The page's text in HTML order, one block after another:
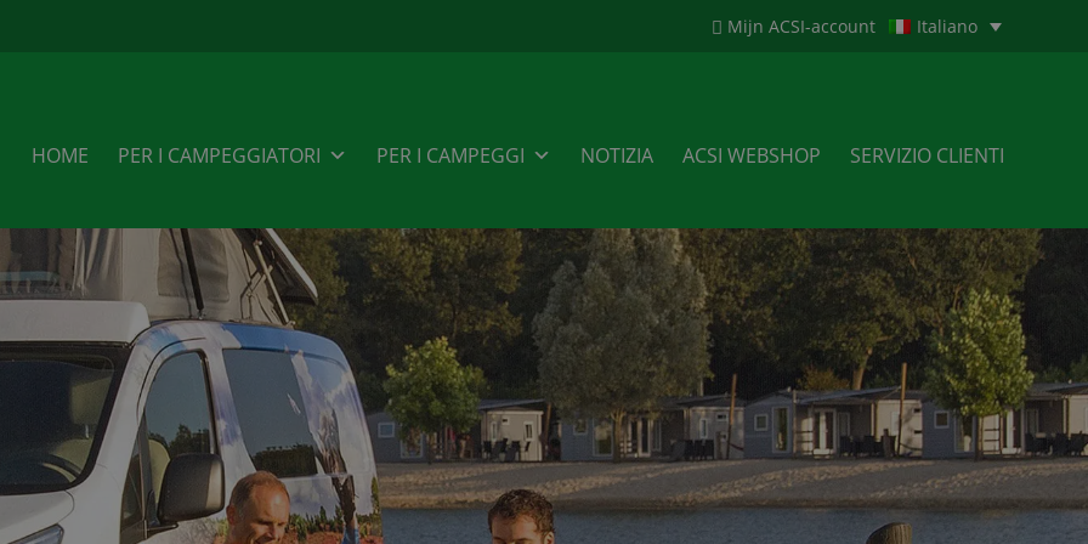
Mijn ACSI-account Italiano
HOME PER I CAMPEGGIATORI PER I CAMPEGGI NOTIZIA ACSI WEBSHOP SERVIZIO CLIENTI